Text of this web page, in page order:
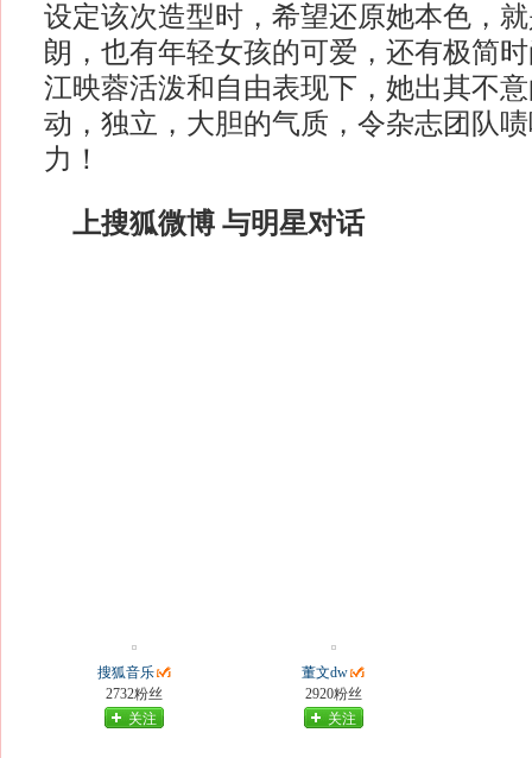
设定该次造型时，希望还原她本色，
朗，也有年轻女孩的可爱，还有极简
江映蓉活泼和自由表现下，她出其不
动，独立，大胆的气质，令杂志团队
力！
上搜狐微博 与明星对话
搜狐音乐
2732粉丝
关注
董文dw
2920粉丝
关注